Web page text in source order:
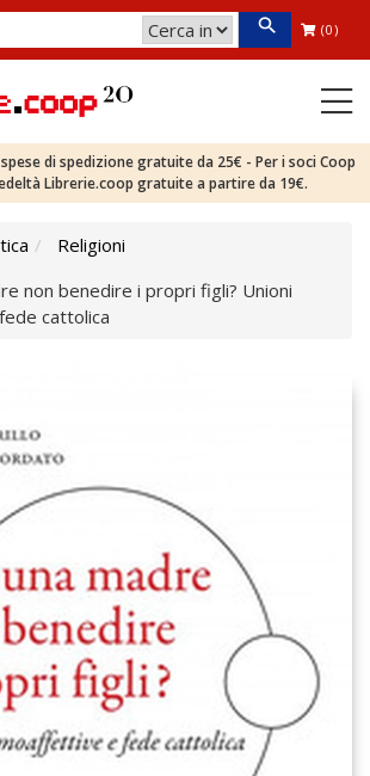
(0)
di spedizione gratuite da 25€ - Per i soci Coop
Librerie.coop gratuite a partire da 19€.
Religioni
non benedire i propri figli? Unioni
cattolica